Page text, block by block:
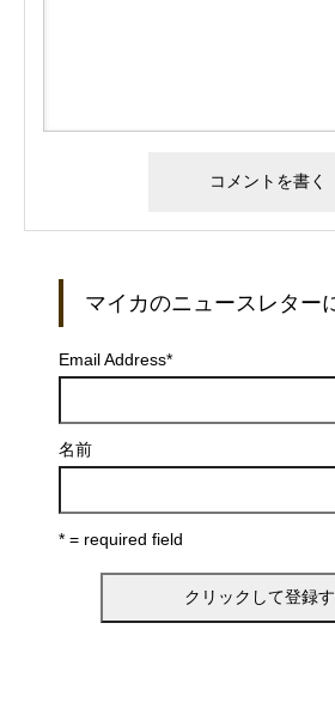
マイカのニュースレター
Email Address*
名前
* = required field